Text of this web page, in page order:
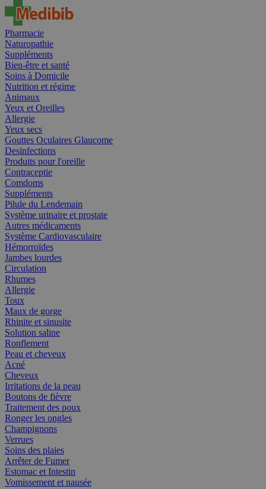
Pharmacie
Naturopathie
Suppléments
Bien-être et santé
Soins à Domicile
Nutrition et régime
Animaux
Yeux et Oreilles
Allergie
Yeux secs
Gouttes Oculaires Glaucome
Desinfections
Produits pour l'oreille
Contraceptie
Comdoms
Suppléments
Pilule du Lendemain
Système urinaire et prostate
Autres médicaments
Système Cardiovasculaire
Hémorroïdes
Jambes lourdes
Circulation
Rhumes
Allergie
Toux
Maux de gorge
Rhinite et sinusite
Solution saline
Ronflement
Peau et cheveux
Acné
Cheveux
Irritations de la peau
Boutons de fièvre
Traitement des poux
Ronger les ongles
Champignons
Verrues
Soins des plaies
Arrêter de Fumer
Estomac et Intestin
Vomissement et nausée